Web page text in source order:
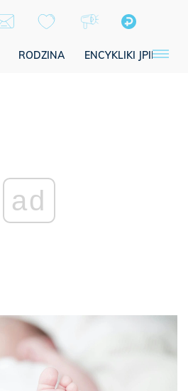
RODZINA ENCYKLIKI JPII
ad